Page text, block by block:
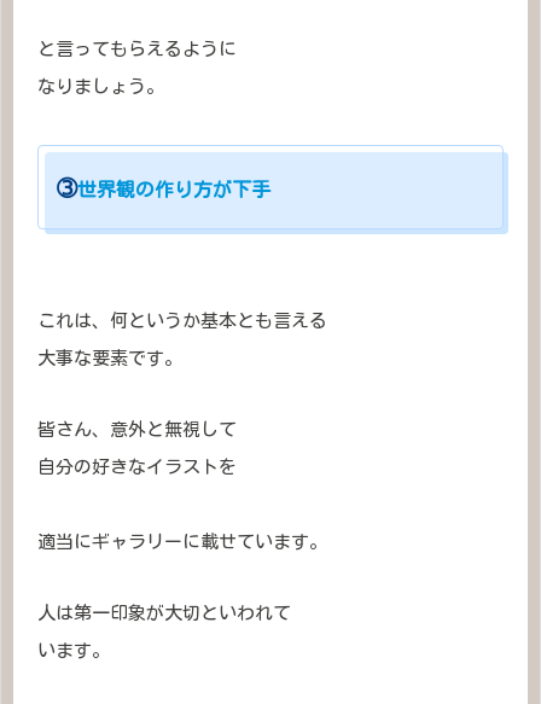
と言ってもらえるように
なりましょう。
➂世界観の作り方が下手
これは、何というか基本とも言える
大事な要素です。
皆さん、意外と無視して
自分の好きなイラストを
適当にギャラリーに載せています。
人は第一印象が大切といわれて
います。